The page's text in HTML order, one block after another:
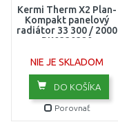
Kermi Therm X2 Plan-
Kompakt panelový
radiátor 33 300 / 2000
PK0330320
NIE JE SKLADOM
DO KOŠÍKA
Porovnať